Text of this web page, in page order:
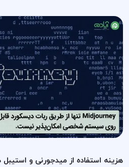
هزینه استفاده از میدجورنی و استیبل